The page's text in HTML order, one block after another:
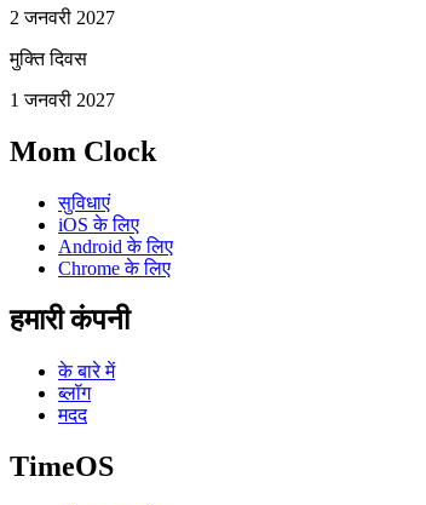
2 जनवरी 2027
मुक्ति दिवस
1 जनवरी 2027
Mom Clock
सुविधाएं
iOS के लिए
Android के लिए
Chrome के लिए
हमारी कंपनी
के बारे में
ब्लॉग
मदद
TimeOS